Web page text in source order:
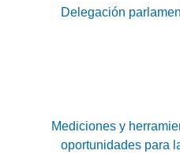
Delegación
Mediciones y
oportunidades para